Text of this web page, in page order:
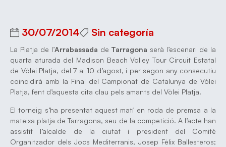
30/07/2014 Sin categoría
La Platja de l’Arrabassada de Tarragona serà l’escenari de la
quarta aturada del Madison Beach Volley Tour Circuit Estatal
de Vòlei Platja, del 7 al 10 d’agost, i per segon any consecutiu
coincidirà amb la Final del Campionat de Catalunya de Vòlei
Platja, fent d’aquesta cita clau pels amants del Vòlei Platja.
El torneig s’ha presentat aquest matí en roda de premsa a la
mateixa platja de Tarragona, seu de la competició. A l’acte han
assistit l’alcalde de la ciutat i president del Comitè
Organitzador dels Jocs Mediterranis, Josep Fèlix Ballesteros;